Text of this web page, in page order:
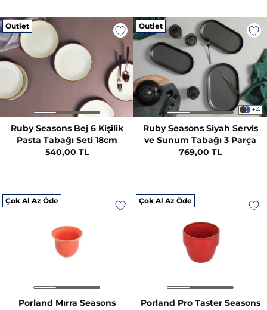
Outlet
Ruby Seasons Bej 6 Kişilik
Pasta Tabağı Seti 18cm
540,00 TL
Outlet
+4
Ruby Seasons Siyah Servis
ve Sunum Tabağı 3 Parça
769,00 TL
Çok Al Az Öde
Porland Mırra Seasons
Çok Al Az Öde
Porland Pro Taster Seasons